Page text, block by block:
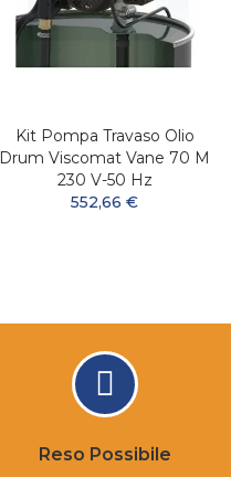
Kit Pompa Travaso Olio
Drum Viscomat Vane 70 M
230 V-50 Hz
552,66 €
Reso Possibile